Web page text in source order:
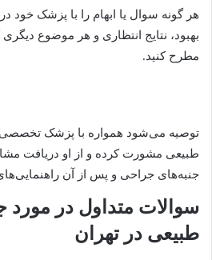
هر گونه سوال یا ابهام را با پزشک خود
بهبود، نتایج انتظاری و هر موضوع
مطرح کنید.
توصیه می‌شود همواره با پزشک تخصصی
طبیعی مشورت کرده و از او دریافت
جنبه‌های جراحی و پس از آن راهنمایی‌های
سوالات متداول در مورد
طبیعی در تهران